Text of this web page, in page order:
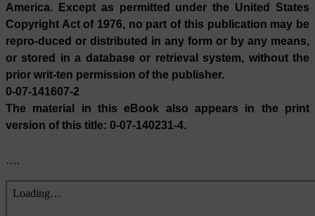
America. Except as permitted under the United States
Copyright Act of 1976, no part of this publication may be
repro-duced or distributed in any form or by any means,
or stored in a database or retrieval system, without the
prior writ-ten permission of the publisher.
0-07-141607-2
The material in this eBook also appears in the print
version of this title: 0-07-140231-4.
….